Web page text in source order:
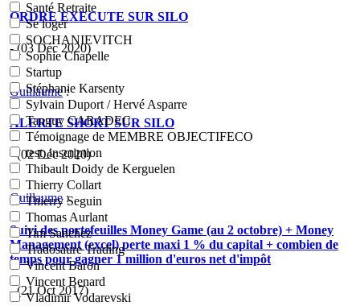
Santé Retraite
Se loger
SOCHANIEVITCH
Sophie Chapelle
Startup
Stéphanie Karsenty
Sylvain Duport / Hervé Asparre
Tanguy CARADEC
Témoignage de MEMBRE OBJECTIFECO
test_inscription
Thibault Doidy de Kerguelen
Thierry Collart
Thierry Seguin
Thomas Aurlant
Tim Sanchez
Tradosaure Trading
Vincent Baron
Vincent Benard
Vladimir Vodarevski
ORDRE EXECUTE SUR SILO
- (03 Déc 2020)
Guillaume:
ALERTE SHORT SUR SILO
- (02 Déc 2020)
Guillaume:
Suivi des portefeuilles Money Game (au 2 octobre) + Money
Management (excel) perte maxi 1 % du capital + combien de
temps pour gagner 1 million d'euros net d'impôt
- (21 Oct 2017)